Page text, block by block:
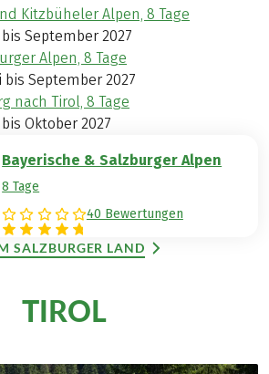
Kitzbüheler Alpen, 8 Tage
bis September 2027
Alpen, 8 Tage
bis September 2027
nach Tirol, 8 Tage
Oktober 2027
Bayerische & Salzburger Alpen
8 Tage
40 Bewertungen
SALZBURGER LAND
TIROL